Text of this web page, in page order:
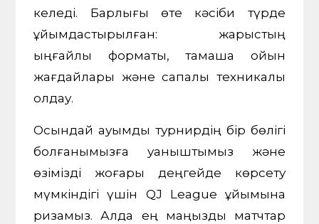
келеді. Барлығы өте кәсіби түрде
ұйымдастырылған: жарыстың
ыңғайлы форматы, тамаша ойын
жағдайлары және сапалы техникалық
қолдау.
Осындай ауқымды турнирдің бір бөлігі
болғанымызға қуаныштымыз және
өзімізді жоғары деңгейде көрсету
мүмкіндігі үшін QJ League ұйымына
ризамыз. Алда ең маңызды матчтар